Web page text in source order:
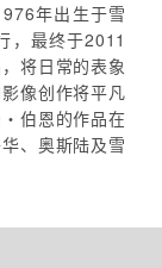
年出生于雪
，最终于2011
将日常的表象
像创作将平凡
‧伯恩的作品在
、奥斯陆及雪